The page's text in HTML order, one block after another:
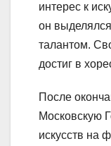
интерес к
он
талантом.
достиг в
После
Московскую
искусств на